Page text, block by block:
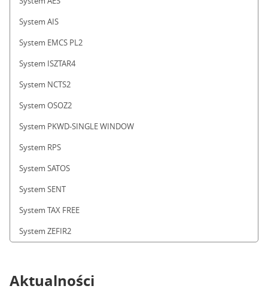
System AIS
System EMCS PL2
System ISZTAR4
System NCTS2
System OSOZ2
System PKWD-SINGLE WINDOW
System RPS
System SATOS
System SENT
System TAX FREE
System ZEFIR2
Aktualności